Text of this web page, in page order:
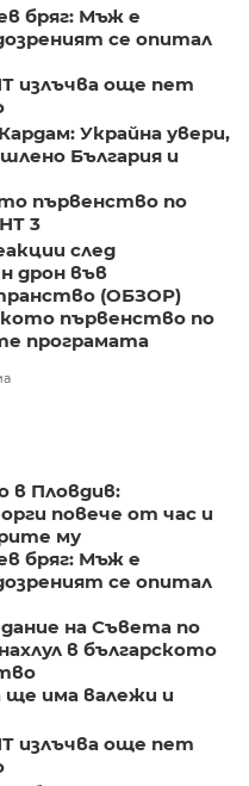
бряг: Мъж е
се опитал
излъчва още пет
Украйна увери,
България и
първенство по
3
след
дрон във
(ОБЗОР)
първенство по
програмата
Пловдив:
повече от час и
му
бряг: Мъж е
се опитал
на Съвета по
в българското
ще има валежи и
излъчва още пет